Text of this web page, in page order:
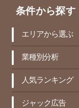
条件から探す
エリアから選ぶ
業種別分析
人気ランキング
ジャック広告